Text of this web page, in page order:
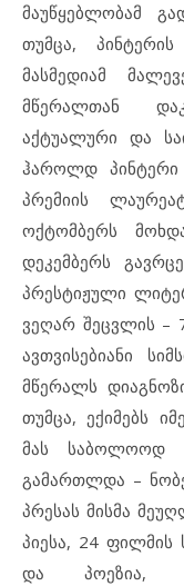
მაუწყებლობამ
თუმცა,
მასმედიამ
მწერალთან
აქტუალური და
ჰაროლდ
პრემიის
ოქტომბერს
დეკემბერს
პრესტიჟული
ვეღარ შეცვლის –
ავთვისებიანი
მწერალს
თუმცა, ექიმებს
მას საბოლოოდ
გამართლდა –
პრესას მისმა
პიესა, 24 ფილმის
და პოეზია,